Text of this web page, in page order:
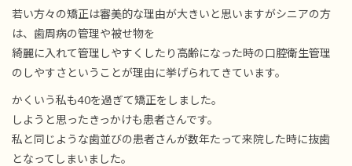
若い方々の矯正は審美的な理由が大きいと思いますがシニアの方
は、歯周病の管理や被せ物を
綺麗に入れて管理しやすくしたり高齢になった時の口腔衛生管理
のしやすさということが理由に挙げられてきています。
かくいう私も40を過ぎて矯正をしました。
しようと思ったきっかけも患者さんです。
私と同じような歯並びの患者さんが数年たって来院した時に抜歯
となってしまいました。